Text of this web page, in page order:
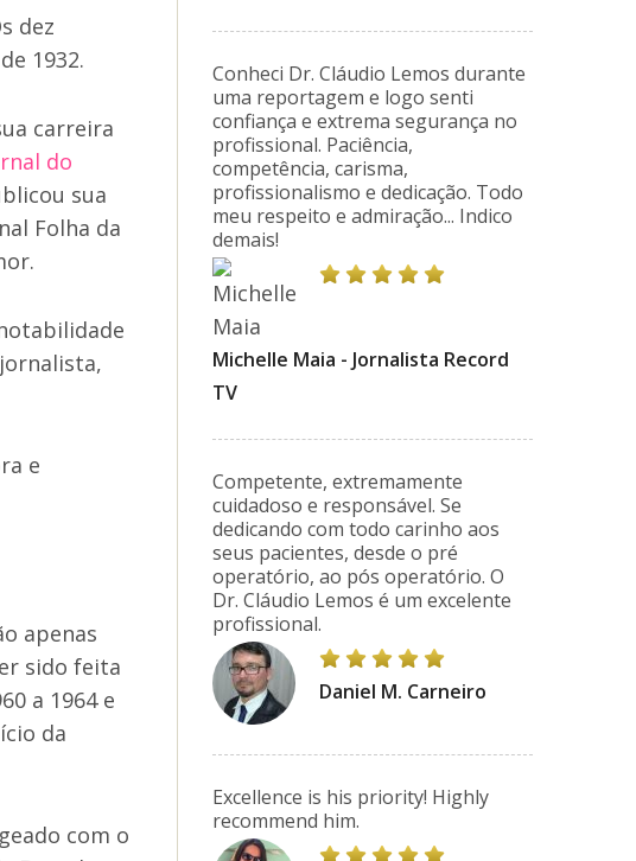
dez
1932.
carreira
do
sua
Folha da
e
apenas
sido feita
a 1964 e
da
com o
Conheci Dr. Cláudio Lemos durante
uma reportagem e logo senti
confiança e extrema segurança no
profissional. Paciência,
competência, carisma,
profissionalismo e dedicação. Todo
meu respeito e admiração... Indico
demais!
Michelle Maia - Jornalista Record
TV
Competente, extremamente
cuidadoso e responsável. Se
dedicando com todo carinho aos
seus pacientes, desde o pré
operatório, ao pós operatório. O
Dr. Cláudio Lemos é um excelente
profissional.
Daniel M. Carneiro
Excellence is his priority! Highly
recommend him.